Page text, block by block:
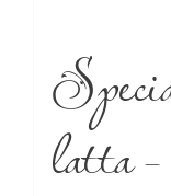
latta